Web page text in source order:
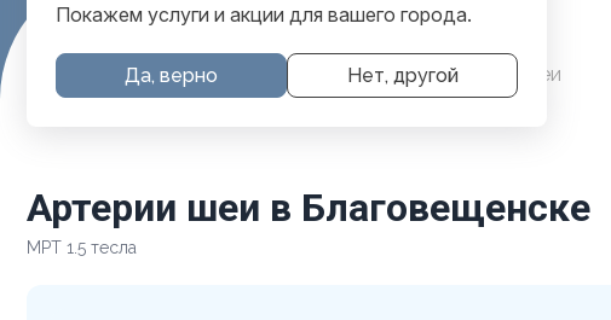
Покажем услуги и акции для вашего города.
Да, верно Нет, другой
Услуги и цены МРТ Позвоночника Артерии шеи
Артерии шеи в Благовещенске
МРТ 1.5 тесла